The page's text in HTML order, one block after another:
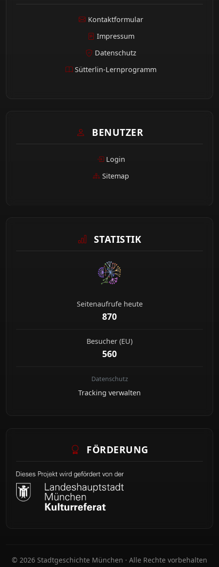
Kontaktformular
Impressum
Datenschutz
Sütterlin-Lernprogramm
BENUTZER
Login
Sitemap
STATISTIK
Seitenaufrufe heute
870
Besucher (EU)
560
Datenschutz
Tracking verwalten
FÖRDERUNG
© 2026 Stadtgeschichte München · Alle Rechte vorbehalten